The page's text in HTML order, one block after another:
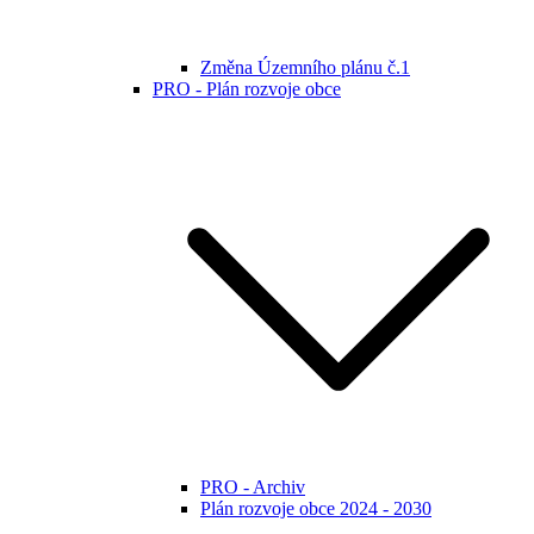
Změna Územního plánu č.1
PRO - Plán rozvoje obce
PRO - Archiv
Plán rozvoje obce 2024 - 2030